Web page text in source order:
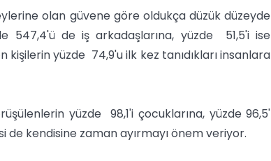
olan güvene göre oldukça düzük düzeyde
547,4'ü de iş arkadaşlarına, yüzde 51,5'i ise
yüzde 74,9'u ilk kez tanıdıkları insanlara
yüzde 98,1'i çocuklarına, yüzde 96,5'
de kendisine zaman ayırmayı önem veriyor.